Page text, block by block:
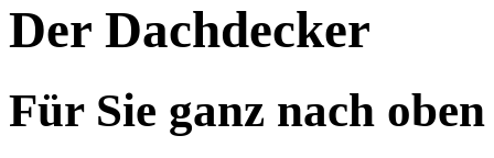
Der Dachdecker
Für Sie ganz nach oben